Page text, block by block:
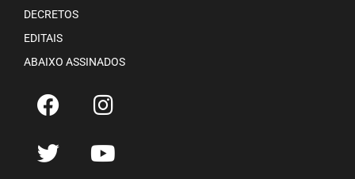
DECRETOS
EDITAIS
ABAIXO ASSINADOS